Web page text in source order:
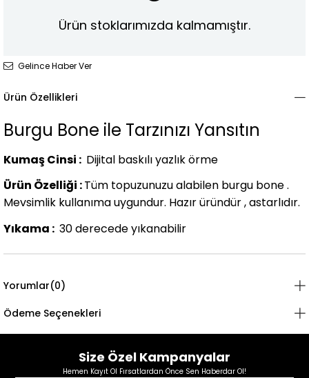
Ürün stoklarımızda kalmamıştır.
Gelince Haber Ver
Ürün Özellikleri
Burgu Bone ile Tarzınızı Yansıtın
Kumaş Cinsi : Dijital baskılı yazlık örme
Ürün Özelliği :Tüm topuzunuzu alabilen burgu bone .
Mevsimlik kullanıma uygundur. Hazır üründür , astarlıdır.
Yıkama : 30 derecede yıkanabilir
Yorumlar(0)
Ödeme Seçenekleri
Size Özel Kampanyalar
Hemen Kayıt Ol Fırsatlardan Önce Sen Haberdar Ol!